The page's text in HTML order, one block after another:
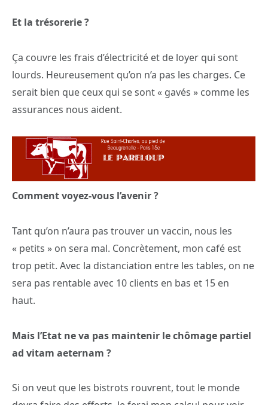
Et la trésorerie ?
Ça couvre les frais d’électricité et de loyer qui sont
lourds. Heureusement qu’on n’a pas les charges. Ce
serait bien que ceux qui se sont « gavés » comme les
assurances nous aident.
Comment voyez-vous l’avenir ?
Tant qu’on n’aura pas trouver un vaccin, nous les
« petits » on sera mal. Concrètement, mon café est
trop petit. Avec la distanciation entre les tables, on ne
sera pas rentable avec 10 clients en bas et 15 en
haut.
Mais l’Etat ne va pas maintenir le chômage partiel
ad vitam aeternam ?
Si on veut que les bistrots rouvrent, tout le monde